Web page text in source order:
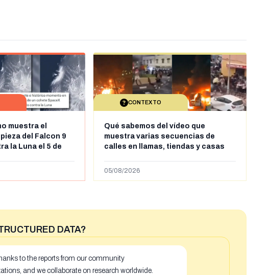
muestra el
del Falcon 9
la Luna el 5 de
CONTEXTO
Qué sabemos del vídeo que
muestra varias secuencias de
calles en llamas, tiendas y casas
supuestamente en España tras la
05/08/2026
DATA?
to the reports from our community
and we collaborate on research worldwide.